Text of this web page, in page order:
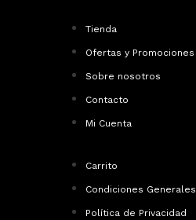
Tienda
Ofertas y Promociones
Sobre nosotros
Contacto
Mi Cuenta
Carrito
Condiciones Generales
Política de Privacidad